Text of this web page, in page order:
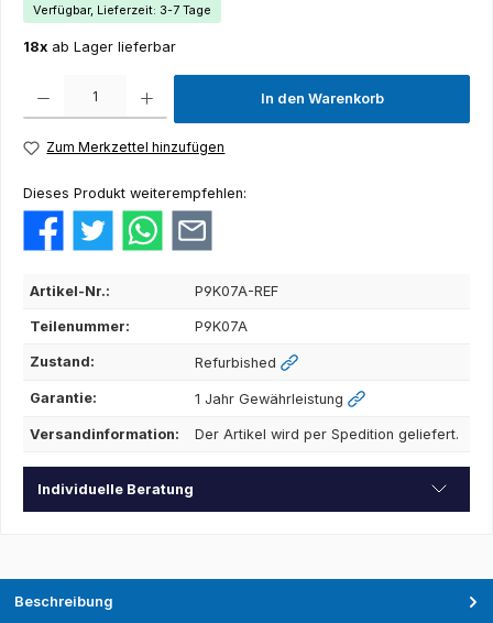
Verfügbar, Lieferzeit: 3-7 Tage
18x ab Lager lieferbar
In den Warenkorb
Zum Merkzettel hinzufügen
Dieses Produkt weiterempfehlen:
Artikel-Nr.: P9K07A-REF
Teilenummer: P9K07A
Zustand: Refurbished
Garantie: 1 Jahr Gewährleistung
Versandinformation: Der Artikel wird per Spedition geliefert.
Individuelle Beratung
Beschreibung